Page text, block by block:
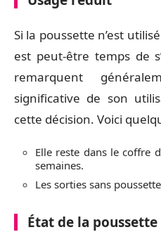
Si la poussette n’est
est peut-être temps de
remarquent
significative de son
cette décision. Voici
Elle reste dans le coffre
semaines.
Les sorties sans
État de la poussette